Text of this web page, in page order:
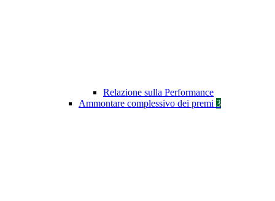
Relazione sulla Performance
Ammontare complessivo dei premi 3